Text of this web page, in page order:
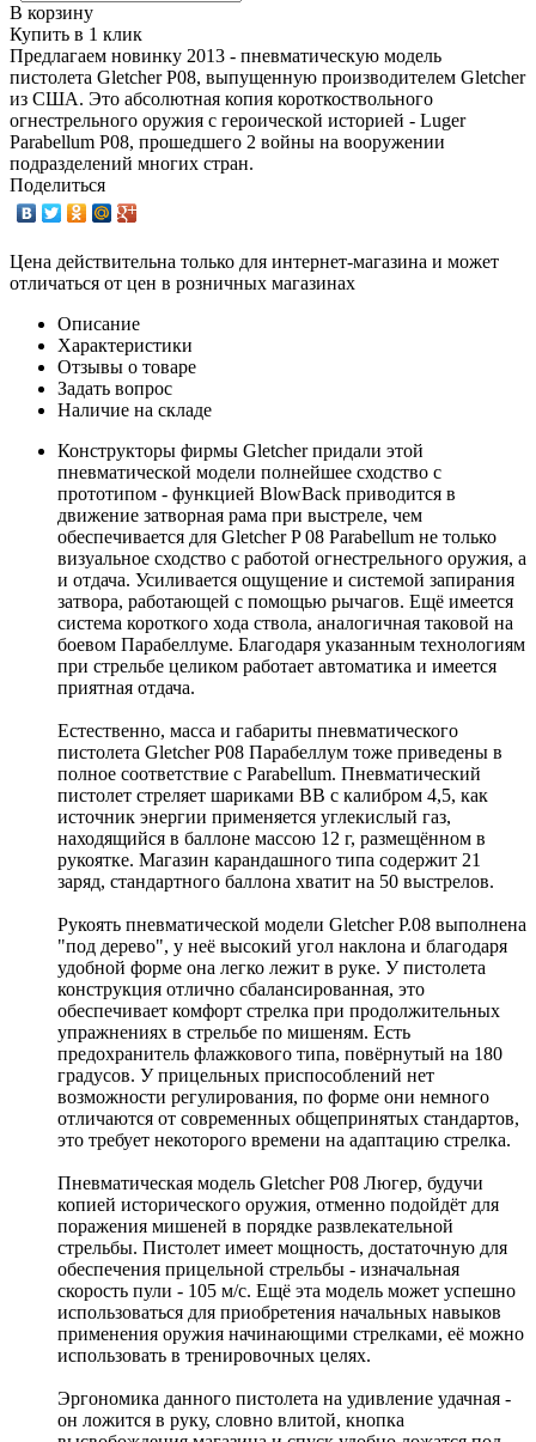
В корзину
Купить в 1 клик
Предлагаем новинку 2013 - пневматическую модель
пистолета Gletcher P08, выпущенную производителем Gletcher
из США. Это абсолютная копия короткоствольного
огнестрельного оружия с героической историей - Luger
Parabellum P08, прошедшего 2 войны на вооружении
подразделений многих стран.
Поделиться
Цена действительна только для интернет-магазина и может
отличаться от цен в розничных магазинах
Описание
Характеристики
Отзывы о товаре
Задать вопрос
Наличие на складе
Конструкторы фирмы Gletcher придали этой
пневматической модели полнейшее сходство с
прототипом - функцией BlowBack приводится в
движение затворная рама при выстреле, чем
обеспечивается для Gletcher P 08 Parabellum не только
визуальное сходство с работой огнестрельного оружия, а
и отдача. Усиливается ощущение и системой запирания
затвора, работающей с помощью рычагов. Ещё имеется
система короткого хода ствола, аналогичная таковой на
боевом Парабеллуме. Благодаря указанным технологиям
при стрельбе целиком работает автоматика и имеется
приятная отдача.
Естественно, масса и габариты пневматического
пистолета Gletcher P08 Парабеллум тоже приведены в
полное соответствие с Parabellum. Пневматический
пистолет стреляет шариками ВВ с калибром 4,5, как
источник энергии применяется углекислый газ,
находящийся в баллоне массою 12 г, размещённом в
рукоятке. Магазин карандашного типа содержит 21
заряд, стандартного баллона хватит на 50 выстрелов.
Рукоять пневматической модели Gletcher P.08 выполнена
"под дерево", у неё высокий угол наклона и благодаря
удобной форме она легко лежит в руке. У пистолета
конструкция отлично сбалансированная, это
обеспечивает комфорт стрелка при продолжительных
упражнениях в стрельбе по мишеням. Есть
предохранитель флажкового типа, повёрнутый на 180
градусов. У прицельных приспособлений нет
возможности регулирования, по форме они немного
отличаются от современных общепринятых стандартов,
это требует некоторого времени на адаптацию стрелка.
Пневматическая модель Gletcher P08 Люгер, будучи
копией исторического оружия, отменно подойдёт для
поражения мишеней в порядке развлекательной
стрельбы. Пистолет имеет мощность, достаточную для
обеспечения прицельной стрельбы - изначальная
скорость пули - 105 м/с. Ещё эта модель может успешно
использоваться для приобретения начальных навыков
применения оружия начинающими стрелками, её можно
использовать в тренировочных целях.
Эргономика данного пистолета на удивление удачная -
он ложится в руку, словно влитой, кнопка